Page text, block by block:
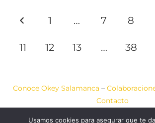
1 … 7 8
11 12 13 … 38
Conoce Okey Salamanca –
Contacto
Usamos cookies para asegurar que te